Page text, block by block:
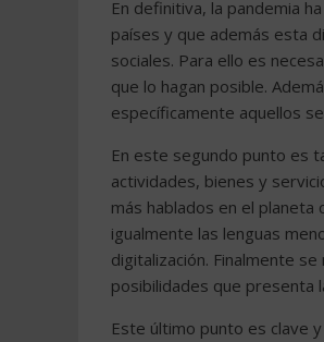
En definitiva, la pandemia
países y que además esta
sociales. Para ello es
que lo hagan posible.
específicamente aquellos
En este segundo punto es
actividades, bienes y
más hablados en el
igualmente las lenguas
digitalización. Finalmente
posibilidades que presenta
Este último punto es clave